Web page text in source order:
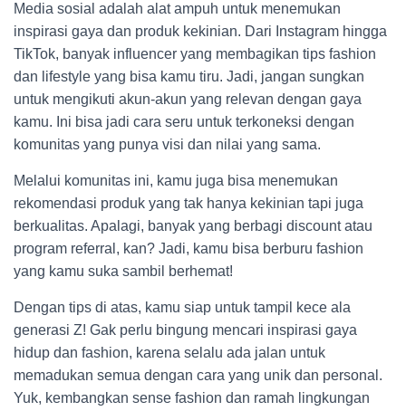
Media sosial adalah alat ampuh untuk menemukan
inspirasi gaya dan produk kekinian. Dari Instagram hingga
TikTok, banyak influencer yang membagikan tips fashion
dan lifestyle yang bisa kamu tiru. Jadi, jangan sungkan
untuk mengikuti akun-akun yang relevan dengan gaya
kamu. Ini bisa jadi cara seru untuk terkoneksi dengan
komunitas yang punya visi dan nilai yang sama.
Melalui komunitas ini, kamu juga bisa menemukan
rekomendasi produk yang tak hanya kekinian tapi juga
berkualitas. Apalagi, banyak yang berbagi discount atau
program referral, kan? Jadi, kamu bisa berburu fashion
yang kamu suka sambil berhemat!
Dengan tips di atas, kamu siap untuk tampil kece ala
generasi Z! Gak perlu bingung mencari inspirasi gaya
hidup dan fashion, karena selalu ada jalan untuk
memadukan semua dengan cara yang unik dan personal.
Yuk, kembangkan sense fashion dan ramah lingkungan